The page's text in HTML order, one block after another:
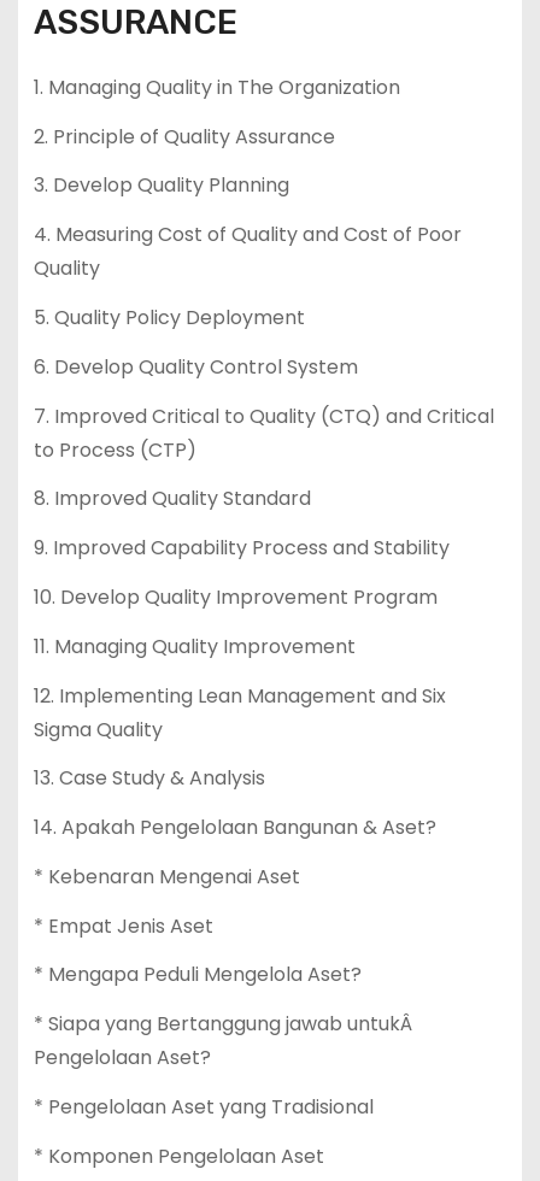
ASSURANCE
1. Managing Quality in The Organization
2. Principle of Quality Assurance
3. Develop Quality Planning
4. Measuring Cost of Quality and Cost of Poor
Quality
5. Quality Policy Deployment
6. Develop Quality Control System
7. Improved Critical to Quality (CTQ) and Critical
to Process (CTP)
8. Improved Quality Standard
9. Improved Capability Process and Stability
10. Develop Quality Improvement Program
11. Managing Quality Improvement
12. Implementing Lean Management and Six
Sigma Quality
13. Case Study & Analysis
14. Apakah Pengelolaan Bangunan & Aset?
* Kebenaran Mengenai Aset
* Empat Jenis Aset
* Mengapa Peduli Mengelola Aset?
* Siapa yang Bertanggung jawab untukÂ
Pengelolaan Aset?
* Pengelolaan Aset yang Tradisional
* Komponen Pengelolaan Aset